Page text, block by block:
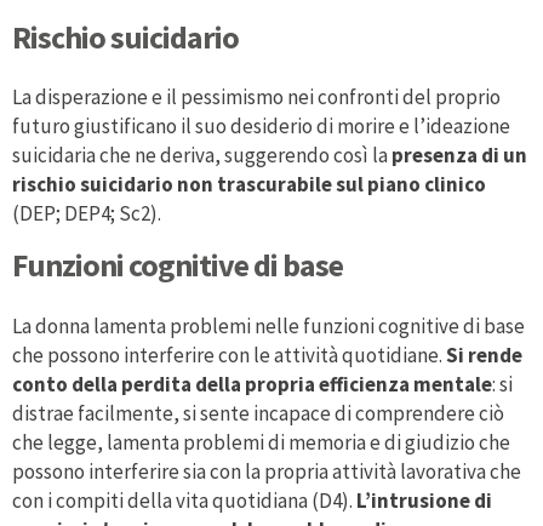
Rischio suicidario
La disperazione e il pessimismo nei confronti del proprio
futuro giustificano il suo desiderio di morire e l’ideazione
suicidaria che ne deriva, suggerendo così lapresenza di un
rischio suicidario non trascurabile sul piano clinico
(DEP; DEP4; Sc2).
Funzioni cognitive di base
La donna lamenta problemi nelle funzioni cognitive di base
che possono interferire con le attività quotidiane.Si rende
conto della perdita della propria efficienza mentale: si
distrae facilmente, si sente incapace di comprendere ciò
che legge, lamenta problemi di memoria e di giudizio che
possono interferire sia con la propria attività lavorativa che
con i compiti della vita quotidiana (D4). L’intrusione di